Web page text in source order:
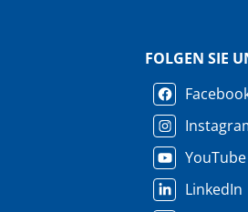
FOLGEN SIE
YouTube
LinkedIn